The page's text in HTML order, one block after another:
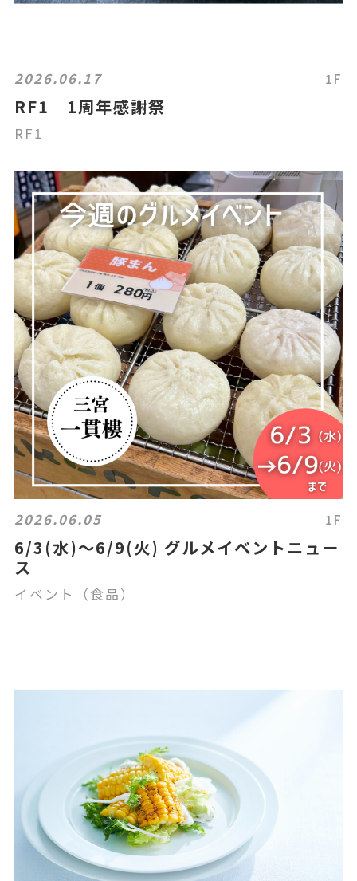
2026.06.17 1F
RF1 1周年感謝祭
RF1
2026.06.05 1F
6/3(水)～6/9(火) グルメイベントニュー
ス
イベント（食品）